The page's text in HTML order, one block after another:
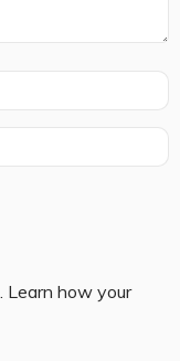
Learn how your